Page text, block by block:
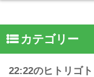
カテゴリー
22:22のヒトリゴト